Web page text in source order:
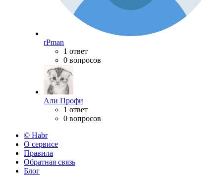
rPman
1 ответ
0 вопросов
Али Профи
1 ответ
0 вопросов
© Habr
О сервисе
Правила
Обратная связь
Блог